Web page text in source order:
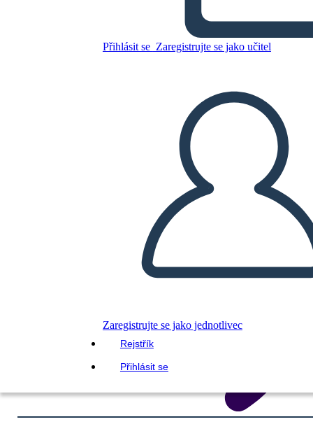
Přihlásit se Zaregistrujte se jako učitel
Zaregistrujte se jako jednotlivec
Rejstřík
Přihlásit se
Zkopírujte tento scénář
PŘEHRÁT PREZENTACI
PŘEČTI MI